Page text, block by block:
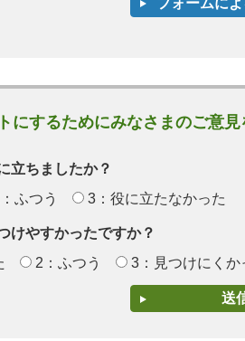
にするためにみなさまのご意
立ちましたか？
ふつう 3：役に立たなかった
けやすかったですか？
2：ふつう 3：見つけにくか